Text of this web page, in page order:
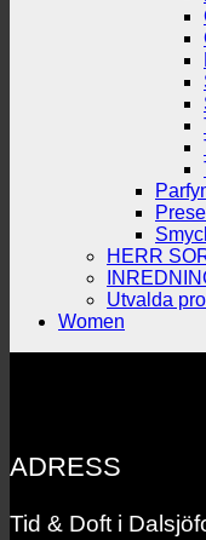
HERR
Utvalda
Women
ADRESS
Tid & Doft i